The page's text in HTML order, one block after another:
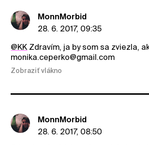
MonnMorbid
28. 6. 2017, 09:35
@KK Zdravím, ja by som sa zviezla,
monika.ceperko@gmail.com
Zobraziť vlákno
MonnMorbid
28. 6. 2017, 08:50